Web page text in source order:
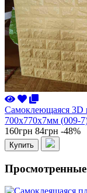
Самоклеющаяся 3D
700x770x7мм (009-
160грн 84грн -48%
Купить